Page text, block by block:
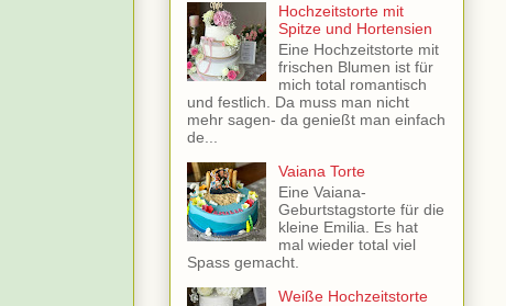
Hochzeitstorte mit
Spitze und Hortensien
Eine Hochzeitstorte mit
frischen Blumen ist für
mich total romantisch
und festlich. Da muss man nicht
mehr sagen- da genießt man einfach
de...
Vaiana Torte
Eine Vaiana-
Geburtstagstorte für die
kleine Emilia. Es hat
mal wieder total viel
Spass gemacht.
Weiße Hochzeitstorte